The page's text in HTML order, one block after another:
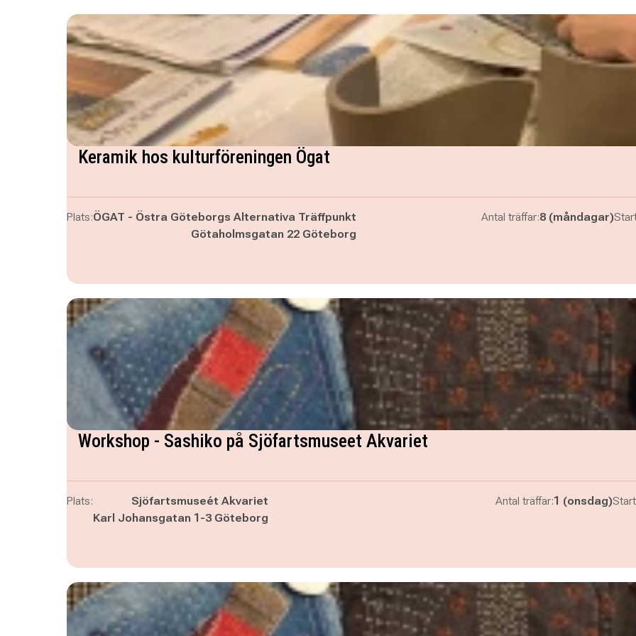
Keramik hos kulturföreningen Ögat
Plats:ÖGAT - Östra Göteborgs Alternativa Träffpunkt
Götaholmsgatan 22 Göteborg
Antal träffar:8 (måndagar)
Workshop - Sashiko på Sjöfartsmuseet Akvariet
Plats:
Sjöfartsmuseét Akvariet
Karl Johansgatan 1-3 Göteborg
Antal träffar:1 (onsdag)